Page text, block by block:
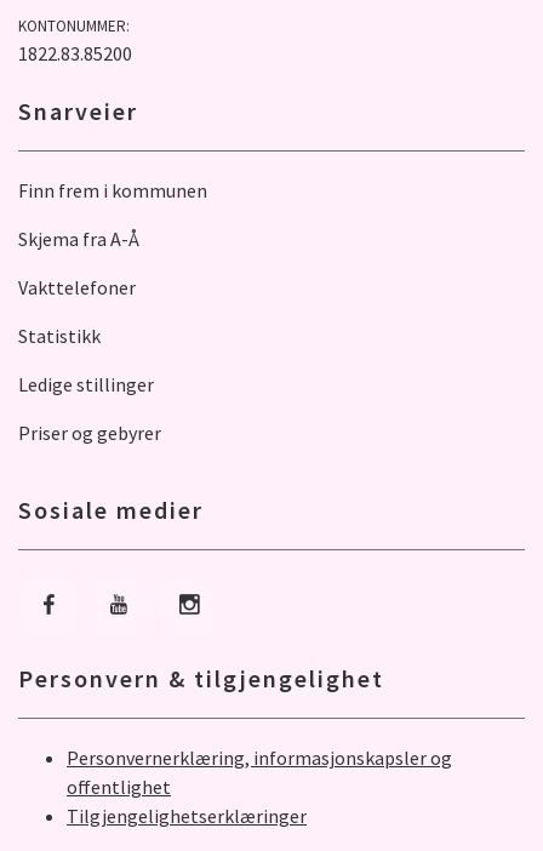
KONTONUMMER:
1822.83.85200
Snarveier
Finn frem i kommunen
Skjema fra A-Å
Vakttelefoner
Statistikk
Ledige stillinger
Priser og gebyrer
Sosiale medier
Gå til Facebook
Gå til YoutubeGå til Instagram
Personvern & tilgjengelighet
Personvernerklæring, informasjonskapsler og
offentlighet
Tilgjengelighetserklæringer